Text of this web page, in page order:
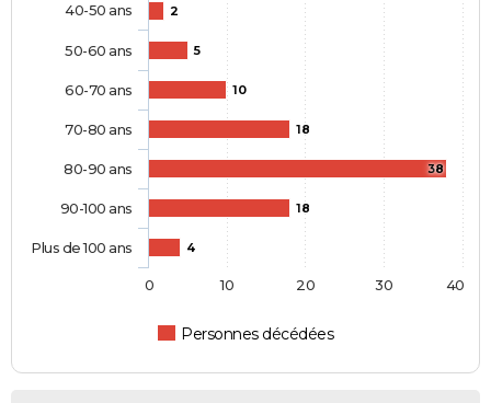
2
5
10
18
38
18
4
Personnes décédées
40-50 ans
50-60 ans
60-70 ans
70-80 ans
80-90 ans
90-100 ans
Plus de 100 ans
0 10 20 30 40